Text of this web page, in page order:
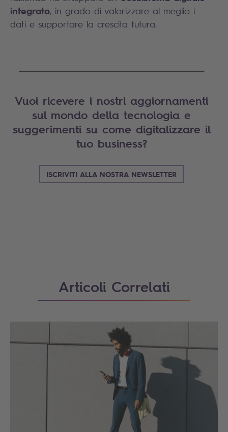
integrato, in grado di valorizzare al meglio i
dati e supportare la crescita futura.
Vuoi ricevere i nostri aggiornamenti
sul mondo della tecnologia e
suggerimenti su come digitalizzare il
tuo business?
ISCRIVITI ALLA NOSTRA NEWSLETTER
Articoli Correlati